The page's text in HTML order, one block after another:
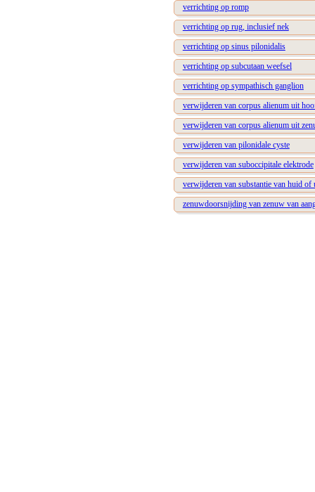
verrichting op romp
verrichting op rug, inclusief nek
verrichting op sinus pilonidalis
verrichting op subcutaan weefsel
verrichting op sympathisch ganglion
verwijderen van corpus alienum uit
verwijderen van corpus alienum uit
verwijderen van pilonidale cyste
verwijderen van suboccipitale elektrode
verwijderen van substantie van huid of
zenuwdoorsnijding van zenuw van